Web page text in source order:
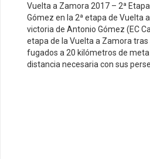
Vuelta a Zamora 2017 – 2ª
Gómez en la 2ª etapa de Vuelta
victoria de Antonio Gómez (EC
etapa de la Vuelta a Zamora
fugados a 20 kilómetros de
distancia necesaria con sus